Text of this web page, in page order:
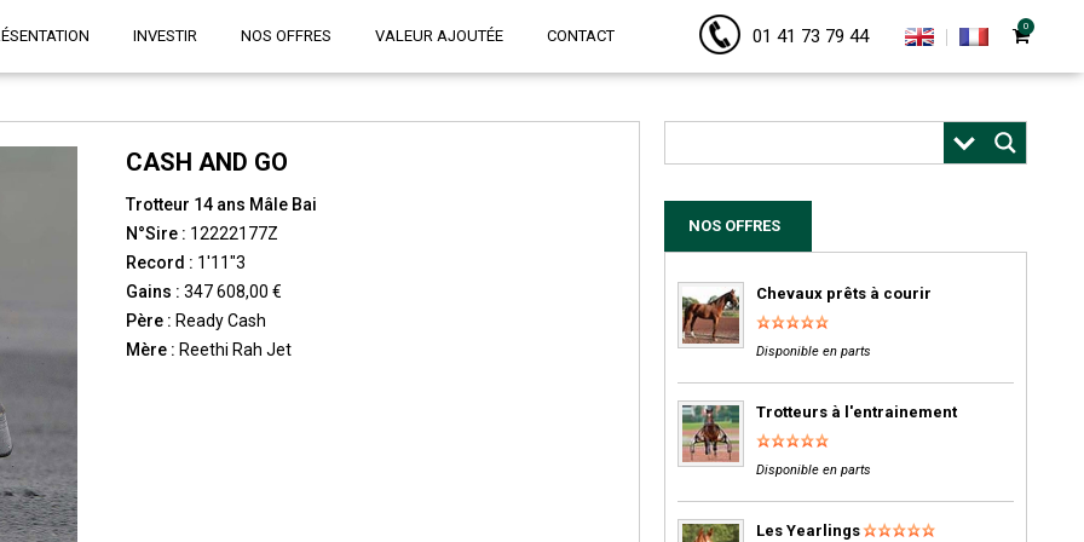
INVESTIR NOS OFFRES VALEUR AJOUTÉE CONTACT 01 41 73 79 44 0
CASH AND GO
Trotteur 14 ans Mâle Bai
N°Sire : 12222177Z
Record : 1'11"3
Gains : 347 608,00 €
Père : Ready Cash
Mère : Reethi Rah Jet
NOS OFFRES
Chevaux prêts à courir
Disponible en parts
Trotteurs à l'entrainement
Disponible en parts
Les Yearlings